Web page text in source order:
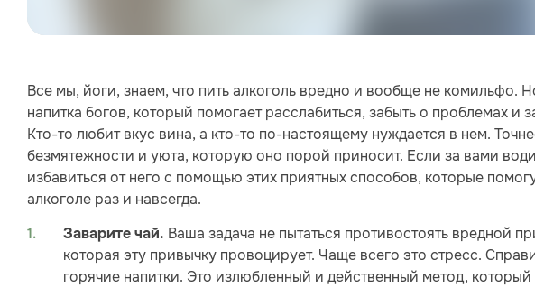
Все мы, йоги, знаем, что пить алкоголь вредно и вообще не комильфо.
напитка богов, который помогает расслабиться, забыть о проблемах и
Кто-то любит вкус вина, а кто-то по-настоящему нуждается в нем.
безмятежности и уюта, которую оно порой приносит. Если за вами
избавиться от него с помощью этих приятных способов, которые
алкоголе раз и навсегда.
Заварите чай. Ваша задача не пытаться противостоять вредной
которая эту привычку провоцирует. Чаще всего это стресс.
горячие напитки. Это излюбленный и действенный метод, который